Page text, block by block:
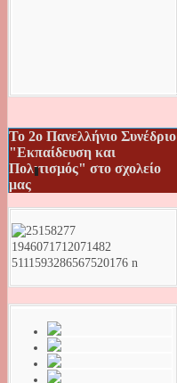
Το 2ο Πανελλήνιο Συνέδριο
"Εκπαίδευση και
Πολιτισμός" στο σχολείο
μας